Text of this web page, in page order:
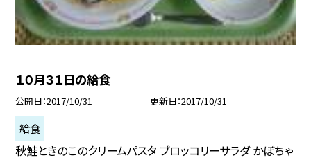
１０月３１日の給食
公開日 2017/10/31 更新日 2017/10/31
給食
秋鮭ときのこのクリームパスタ ブロッコリーサラダ かぼちゃ